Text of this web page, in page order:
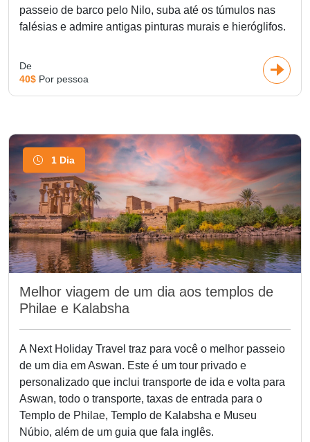
passeio de barco pelo Nilo, suba até os túmulos nas
falésias e admire antigas pinturas murais e hieróglifos.
De
40$ Por pessoa
1 Dia
Melhor viagem de um dia aos templos de
Philae e Kalabsha
A Next Holiday Travel traz para você o melhor passeio
de um dia em Aswan. Este é um tour privado e
personalizado que inclui transporte de ida e volta para
Aswan, todo o transporte, taxas de entrada para o
Templo de Philae, Templo de Kalabsha e Museu
Núbio, além de um guia que fala inglês.